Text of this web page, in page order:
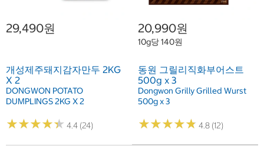
29,490원
개성제주돼지감자만두 2KG
X 2
DONGWON POTATO
DUMPLINGS 2KG X 2
★★★★★
★★★★★ 4.4 (24)
20,990원
10g당 140원
동원 그릴리직화부어스트
500g x 3
Dongwon Grilly Grilled Wurst
500g x 3
★★★★★
★★★★★ 4.8 (12)